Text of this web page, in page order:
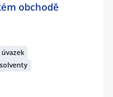
obchodě